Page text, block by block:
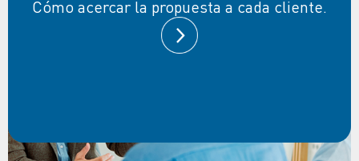
Cómo acercar la propuesta a cada cliente.